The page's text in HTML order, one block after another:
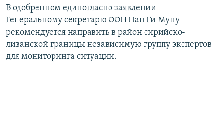
СОЦИАЛЬНЫЕ СЕТИ
В одобренном единогласно заявлении
Генеральному секретарю ООН Пан Ги Муну
рекомендуется направить в район сирийско-
ливанской границы независимую группу экспертов
для мониторинга ситуации.